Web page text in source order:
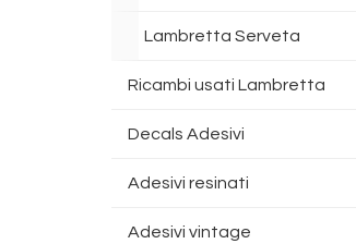
Lambretta Serveta
Ricambi usati Lambretta
Decals Adesivi
Adesivi resinati
Adesivi vintage